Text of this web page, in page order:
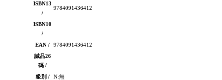
ISBN13
/
9784091436412
ISBN10
/
EAN /
9784091436412
誠品26
碼 /
級別 /
N:無